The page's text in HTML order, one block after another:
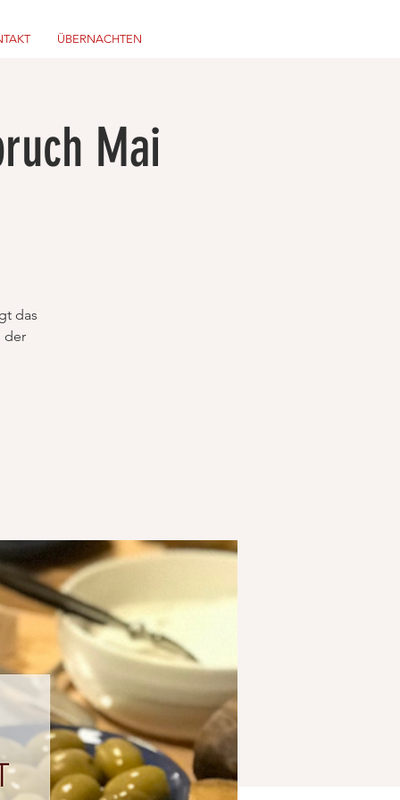
ÜBERNACHTEN
Mai
das
der